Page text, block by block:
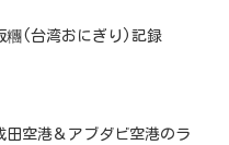
糰(台湾おにぎり)記録
田空港＆アブダビ空港のラ